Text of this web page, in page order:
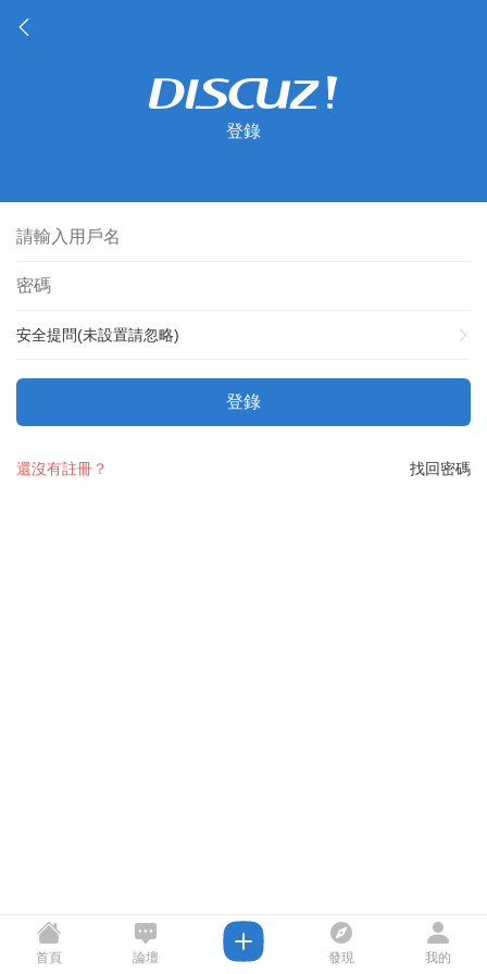
登錄
安全提問(未設置請忽略)
登錄
找回密碼
還沒有註冊？
首頁 論壇 發現 我的